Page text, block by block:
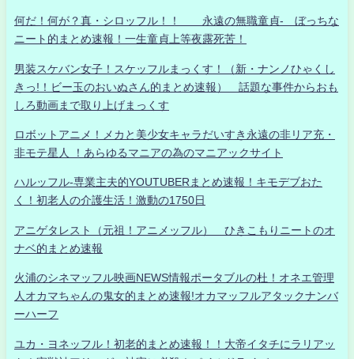
何だ！何が？真・シロッフル！！ 永遠の無職童貞- ぼっちな
ニート的まとめ速報！一生童貞上等夜露死苦！
男装スケバン女子！スケッフルまっくす！（新・ナンノひゃくし
きっ!！ビー玉のおいぬさん的まとめ速報） 話題な事件からおも
しろ動画まで取り上げまっくす
ロボットアニメ！メカと美少女キャラだいすき永遠の非リア充・
非モテ星人 ！あらゆるマニアの為のマニアックサイト
ハルッフル-専業主夫的YOUTUBERまとめ速報！キモデブおた
く！初老人の介護生活！激動の1750日
アニゲタレスト（元祖！アニメッフル） ひきこもりニートのオ
ナベ的まとめ速報
火浦のシネマッフル映画NEWS情報ポータブルの杜！オネエ管理
人オカマちゃんの鬼女的まとめ速報!オカマッフルアタックナンバ
ーハーフ
ユカ・ヨネッフル！初老的まとめ速報！！大帝イタチにラリアッ